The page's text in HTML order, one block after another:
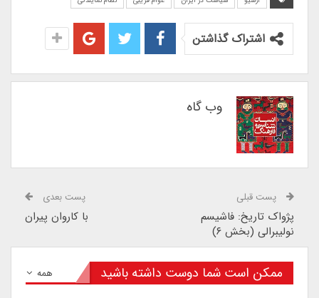
اشتراک گذاشتن
وب گاه
پست قبلی
پژواک تاریخ: فاشیسم
نولیبرالی (بخش ۶)
پست بعدی
با کاروان پیران
همه ممکن است شما دوست داشته باشید